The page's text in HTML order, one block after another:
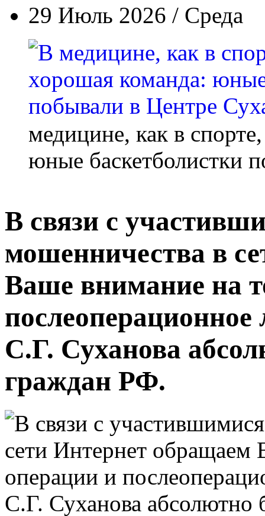
29 Июль 2026 / Среда
медицине, как в
юные баскетболистки
В связи с
мошенничества в
Ваше внимание на
С.Г. Суханова
граждан РФ.